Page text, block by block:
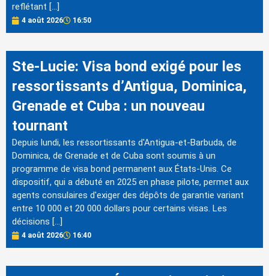
reflétant […]
4 août 2026 16:50
Ste-Lucie: Visa bond exigé pour les
ressortissants d’Antigua, Dominica,
Grenade et Cuba : un nouveau
tournant
Depuis lundi, les ressortissants d'Antigua-et-Barbuda, de
Dominica, de Grenade et de Cuba sont soumis à un
programme de visa bond permanent aux États-Unis. Ce
dispositif, qui a débuté en 2025 en phase pilote, permet aux
agents consulaires d'exiger des dépôts de garantie variant
entre 10 000 et 20 000 dollars pour certains visas. Les
décisions […]
4 août 2026 16:40